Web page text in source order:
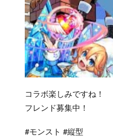
コラボ楽しみですね！
フレンド募集中！
#モンスト #縦型